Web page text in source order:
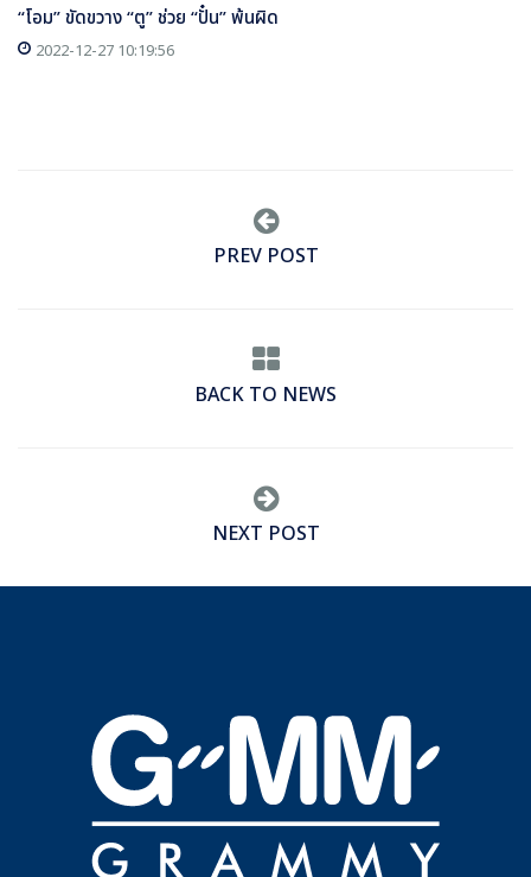
“โอม” ขัดขวาง “ตู” ช่วย “ปั๋น” พ้นผิด
2022-12-27 10:19:56
PREV POST
BACK TO NEWS
NEXT POST